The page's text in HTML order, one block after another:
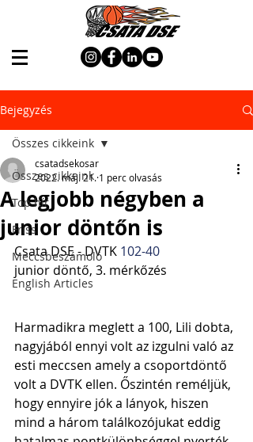
Bejegyzés
Összes cikkeink
Top hír
Friss
Meccsbeszámoló
English Articles
Összes cikkeink
A legjobb négyben a
junior döntőn is
csatadsekosar
2022. máj. 21. 1 perc olvasás
Csata DSE - DVTK 102-40
junior döntő, 3. mérkőzés
Harmadikra meglett a 100, Lili dobta,
nagyjából ennyi volt az izgulni való az
esti meccsen amely a csoportdöntő
volt a DVTK ellen. Őszintén reméljük,
hogy ennyire jók a lányok, hiszen
mind a három találkozójukat eddig